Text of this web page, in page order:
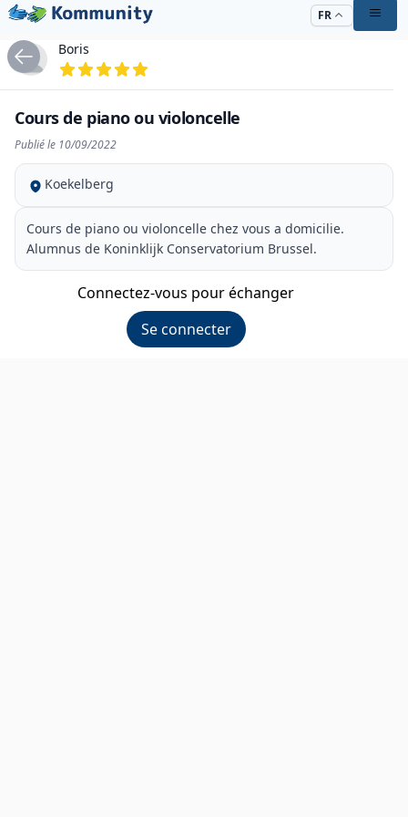
FR
Boris
Cours de piano ou violoncelle
Publié le 10/09/2022
Koekelberg
Cours de piano ou violoncelle chez vous a domicilie.
Alumnus de Koninklijk Conservatorium Brussel.
Connectez-vous pour échanger
Se connecter